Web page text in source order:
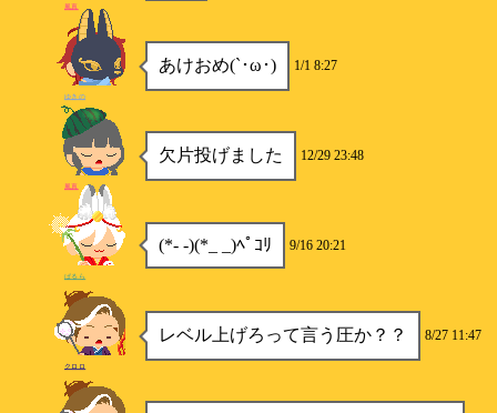
風真
あけおめ(`･ω･) 1/1 8:27
ゆきの
欠片投げました 12/29 23:48
風真
(*- -)(*_ _)ﾍﾟｺﾘ 9/16 20:21
ぱるら
レベル上げろって言う圧か？？ 8/27 11:47
クロロ